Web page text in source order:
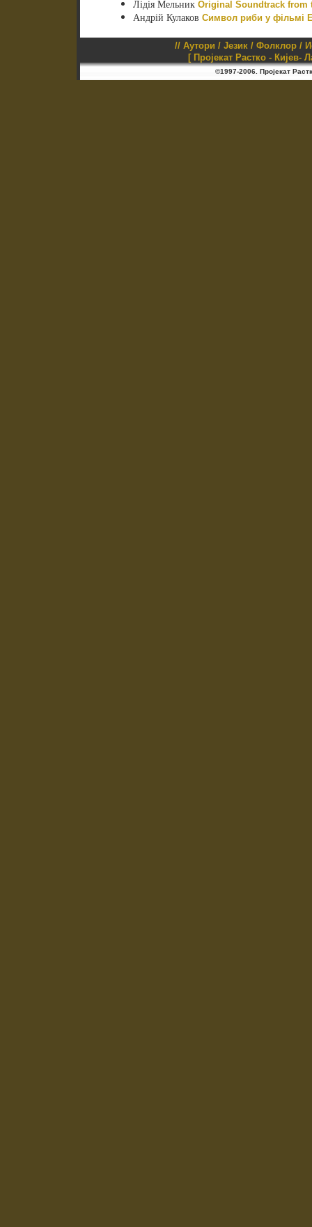
Лідія Мельник Original Soundtrack from
Андрій Кулаков Символ риби у фільмі
// Аутори / Језик / Фолклор /
[ Пројекат Растко - Кијев-
©1997-2006. Пројекат